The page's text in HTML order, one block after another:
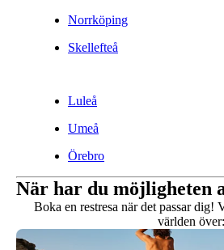
Norrköping
Skellefteå
Luleå
Umeå
Örebro
När har du möjligheten
Boka en restresa när det passar dig!
världen över: